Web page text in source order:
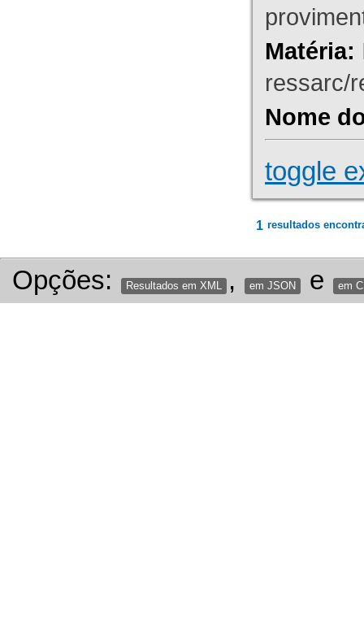
Matéria:
ressarc/
Nome
toggle
1 resultados
Opções: Resultados em XML , em JSON e em